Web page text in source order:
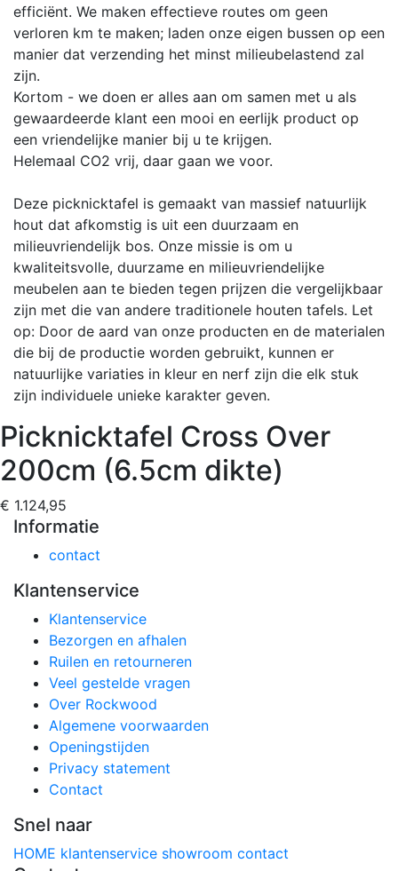
efficiënt. We maken effectieve routes om geen
verloren km te maken; laden onze eigen bussen op een
manier dat verzending het minst milieubelastend zal
zijn.
Kortom - we doen er alles aan om samen met u als
gewaardeerde klant een mooi en eerlijk product op
een vriendelijke manier bij u te krijgen.
Helemaal CO2 vrij, daar gaan we voor.
Deze picknicktafel is gemaakt van massief natuurlijk
hout dat afkomstig is uit een duurzaam en
milieuvriendelijk bos. Onze missie is om u
kwaliteitsvolle, duurzame en milieuvriendelijke
meubelen aan te bieden tegen prijzen die vergelijkbaar
zijn met die van andere traditionele houten tafels. Let
op: Door de aard van onze producten en de materialen
die bij de productie worden gebruikt, kunnen er
natuurlijke variaties in kleur en nerf zijn die elk stuk
zijn individuele unieke karakter geven.
Picknicktafel Cross Over
200cm (6.5cm dikte)
€ 1.124,95
Informatie
contact
Klantenservice
Klantenservice
Bezorgen en afhalen
Ruilen en retourneren
Veel gestelde vragen
Over Rockwood
Algemene voorwaarden
Openingstijden
Privacy statement
Contact
Snel naar
HOME klantenservice showroom contact